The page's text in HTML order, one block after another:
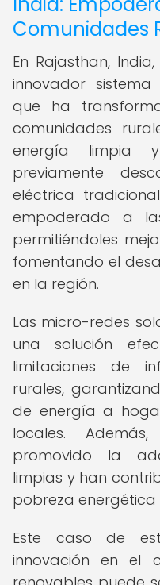
Comunidades
En Rajasthan,
innovador
que ha
comunidades
energía limpia
previamente
eléctrica
empoderado a
permitiéndoles
fomentando el
en la región.
Las micro-redes
una solución
limitaciones de
rurales,
de energía a
locales.
promovido la
limpias y han
pobreza energética
Este caso de
innovación en el